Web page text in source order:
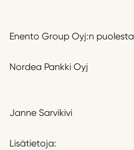
Enento Group Oyj:n puolesta
Nordea Pankki Oyj
Janne Sarvikivi
Lisätietoja: